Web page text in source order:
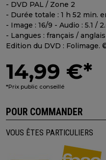
- DVD PAL / Zone 2
- Durée totale : 1 h 52 min.
- Image : 16/9 - Audio : 5.1 /
- Langues : français / anglais
Edition du DVD : Folimage.
14,99 €*
*Prix public conseillé
POUR COMMANDER
VOUS ÊTES PARTICULIERS